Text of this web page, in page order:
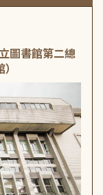
圖書館第二總